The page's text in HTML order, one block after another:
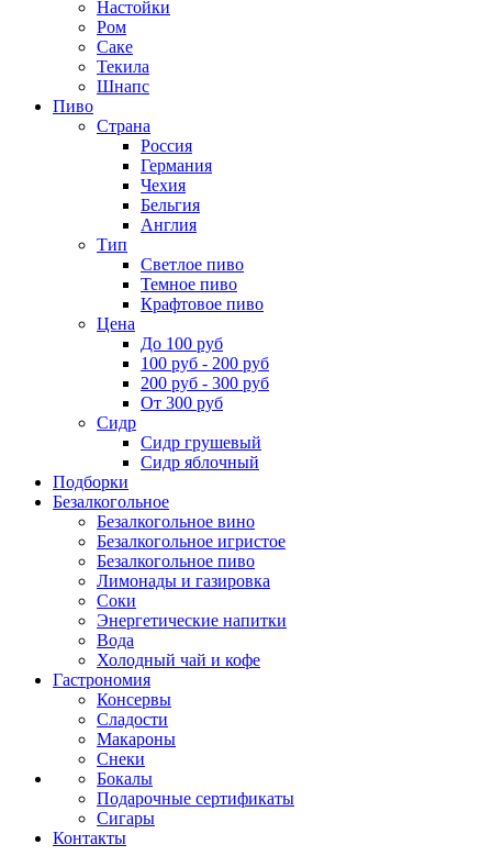
Настойки
Ром
Саке
Текила
Шнапс
Пиво
Страна
Россия
Германия
Чехия
Бельгия
Англия
Тип
Светлое пиво
Темное пиво
Крафтовое пиво
Цена
До 100 руб
100 руб - 200 руб
200 руб - 300 руб
От 300 руб
Сидр
Сидр грушевый
Сидр яблочный
Подборки
Безалкогольное
Безалкогольное вино
Безалкогольное игристое
Безалкогольное пиво
Лимонады и газировка
Соки
Энергетические напитки
Вода
Холодный чай и кофе
Гастрономия
Консервы
Сладости
Макароны
Снеки
Бокалы
Подарочные сертификаты
Сигары
Контакты